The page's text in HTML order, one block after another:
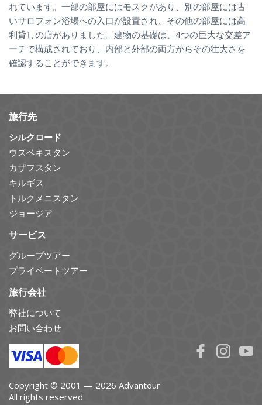
れています。一部の部屋にはモスクがあり、別の部屋には古
いサロフォン浴場への入口が設置され、その他の部屋には高
利貸しの店がありました。建物の基礎は、4つの巨大な交差ア
ーチで構成されており、内部と外部の両方からその壮大さを
確認することができます。
旅行先
シルクロード
ウズベキスタン
カザフスタン
キルギス
トルクメニスタン
ジョージア
サービス
グループツアー
プライベートツアー
旅行会社
弊社について
お問い合わせ
Copyright © 2001 — 2026 Advantour
All rights reserved